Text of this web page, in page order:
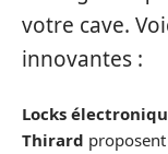
votre cave.
innovantes :
Locks
Thirard